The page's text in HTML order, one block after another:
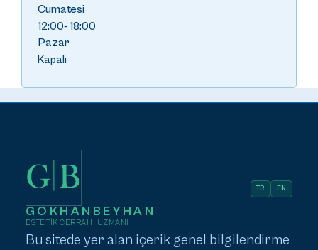
Cumatesi
12:00- 18:00
Pazar
Kapalı
GOKHANBEYHAN
ESTETIK CERRAHI UZMANI
TR EN
Bu sitede yer alan içerik genel bilgilendirme